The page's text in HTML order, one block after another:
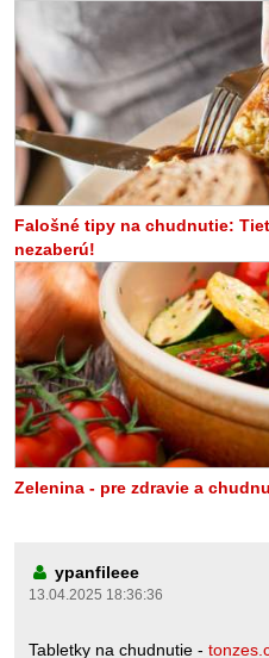
Falošné tipy na chudnutie:
nezaberú!
Zelenina - pre zdravie a
ypanfileee
13.04.2025 18:36:36
Tabletky na chudnutie -